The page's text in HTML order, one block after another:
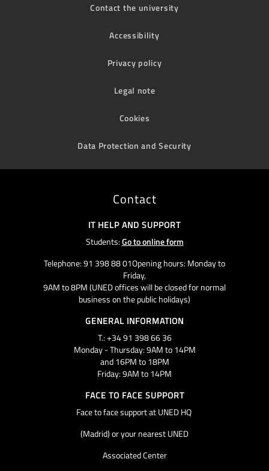
Contact the university
Accessibility
Privacy policy
Legal note
Cookies
Data Protection and Security
Contact
IT HELP AND SUPPORT
Students:Go to online form
Telephone: 91 398 88 01Opening hours: Monday to
Friday,
9AM to 8PM (UNED offices will be closed for normal
business on the public holidays)
GENERAL INFORMATION
T.: +34 91 398 66 36
Monday - Thursday: 9AM to 14PM
and 16PM to 18PM
Friday: 9AM to 14PM
FACE TO FACE SUPPORT
Face to face support at UNED HQ
(Madrid) or your nearest UNED
Associated Center